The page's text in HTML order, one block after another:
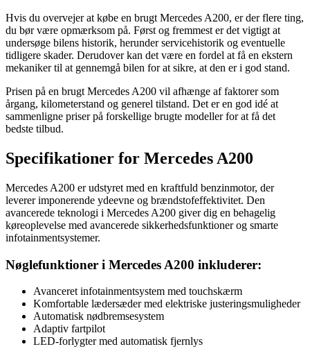
Hvis du overvejer at købe en brugt Mercedes A200, er der flere ting,
du bør være opmærksom på. Først og fremmest er det vigtigt at
undersøge bilens historik, herunder servicehistorik og eventuelle
tidligere skader. Derudover kan det være en fordel at få en ekstern
mekaniker til at gennemgå bilen for at sikre, at den er i god stand.
Prisen på en brugt Mercedes A200 vil afhænge af faktorer som
årgang, kilometerstand og generel tilstand. Det er en god idé at
sammenligne priser på forskellige brugte modeller for at få det
bedste tilbud.
Specifikationer for Mercedes A200
Mercedes A200 er udstyret med en kraftfuld benzinmotor, der
leverer imponerende ydeevne og brændstofeffektivitet. Den
avancerede teknologi i Mercedes A200 giver dig en behagelig
køreoplevelse med avancerede sikkerhedsfunktioner og smarte
infotainmentsystemer.
Nøglefunktioner i Mercedes A200 inkluderer:
Avanceret infotainmentsystem med touchskærm
Komfortable lædersæder med elektriske justeringsmuligheder
Automatisk nødbremsesystem
Adaptiv fartpilot
LED-forlygter med automatisk fjernlys